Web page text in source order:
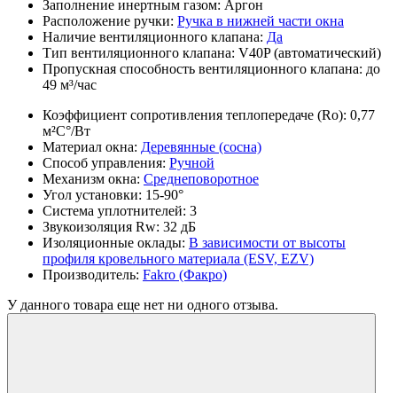
Заполнение инертным газом: Аргон
Расположение ручки: Ручка в нижней части окна
Наличие вентиляционного клапана: Да
Тип вентиляционного клапана: V40P (автоматический)
Пропускная способность вентиляционного клапана: до
49 м³/час
Коэффициент сопротивления теплопередаче (Ro): 0,77
м²С°/Вт
Материал окна: Деревянные (сосна)
Способ управления: Ручной
Механизм окна: Среднеповоротное
Угол установки: 15-90°
Система уплотнителей: 3
Звукоизоляция Rw: 32 дБ
Изоляционные оклады: В зависимости от высоты
профиля кровельного материала (ESV, EZV)
Производитель: Fakro (Факро)
У данного товара еще нет ни одного отзыва.